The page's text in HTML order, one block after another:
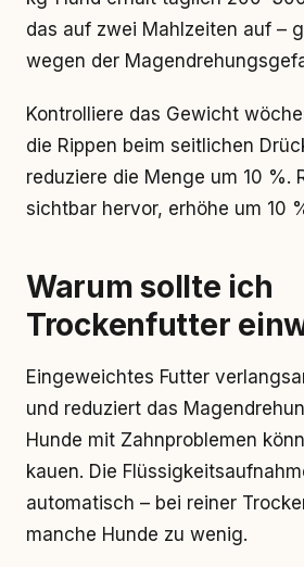
das auf zwei Mahlzeiten auf –
wegen der
Kontrolliere das Gewicht
die Rippen beim seitlichen
reduziere die Menge um 10 %.
sichtbar hervor, erhöhe um 10
Warum sollte ich
Trockenfutter
Eingeweichtes Futter
und reduziert das
Hunde mit Zahnproblemen
kauen. Die
automatisch – bei reiner
manche Hunde zu wenig.